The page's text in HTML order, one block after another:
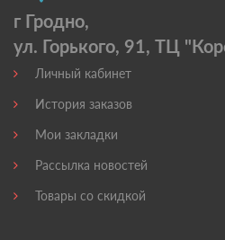
г Гродно,
ул. Горького, 91, ТЦ
Личный кабинет
История заказов
Мои закладки
Рассылка новостей
Товары со скидкой